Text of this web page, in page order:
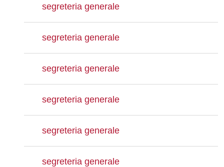
segreteria generale
segreteria generale
segreteria generale
segreteria generale
segreteria generale
segreteria generale